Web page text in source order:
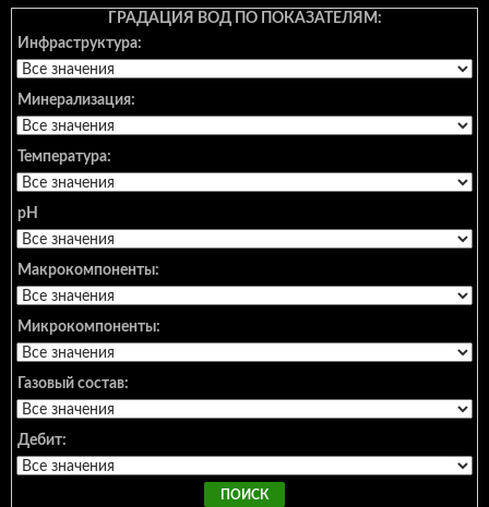
ГРАДАЦИЯ ВОД ПО ПОКАЗАТЕЛЯМ:
Инфраструктура:
Минерализация:
Температура:
pH
Макрокомпоненты:
Микрокомпоненты:
Газовый состав:
Дебит: